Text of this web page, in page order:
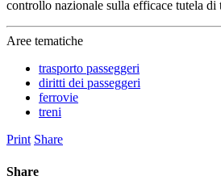
controllo nazionale sulla efficace tutela
Aree tematiche
trasporto passeggeri
diritti dei passeggeri
ferrovie
treni
Print Share
Share